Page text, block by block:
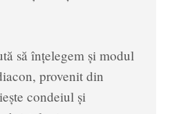
să înțelegem și modul
provenit din
condeiul și